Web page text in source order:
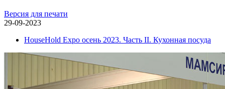
Версия для печати
29-09-2023
HouseHold Expo осень 2023. Часть II. Кухонная посуда